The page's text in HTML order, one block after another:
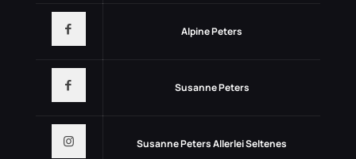
Alpine Peters
Susanne Peters
Susanne Peters Allerlei Seltenes